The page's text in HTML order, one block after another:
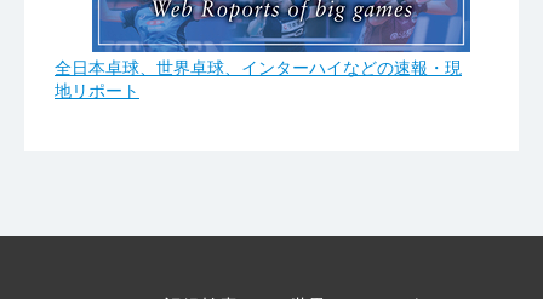
全日本卓球、世界卓球、インターハイなどの速報・現
地リポート